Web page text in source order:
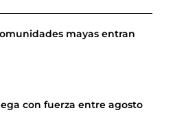
mayas entran
con fuerza entre agosto